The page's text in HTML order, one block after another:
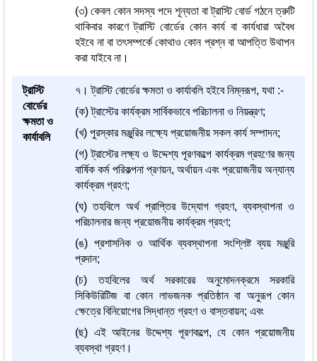
(৩) কেবল কোন সদস্য পদে শূন্যতা বা ট্রাস্টি বোর্ড গঠনে ত্রুটি
থাকিবার কারণে ট্রাস্টি বোর্ডের কোন কার্য বা কার্যধারা অবৈধ
হইবে না বা তৎসম্পর্কে কোথাও কোন প্রশ্ন বা আপত্তি উথাপন
করা যাইবে না।
ট্রাস্টি
বোর্ডের
ক্ষমতা ও
কার্যাবলি
৭। ট্রাস্টি বোর্ডের ক্ষমতা ও কার্যাবলি হইবে নিম্নরূপ, যথা :-
(ক) ট্রাস্টের কার্যক্রম সার্বিকভাবে পরিচালনা ও নিয়ন্ত্রণ;
(খ) পুরস্কার মঞ্জুরির লক্ষ্যে প্রয়োজনীয় সকল কার্য সম্পাদন;
(গ) ট্রাস্টের লক্ষ্য ও উদ্দেশ্য পূরণকল্পে কার্যক্রম গ্রহণের জন্য
বার্ষিক কর্ম পরিকল্পনা প্রণয়ন, অর্থায়ন এবং প্রয়োজনীয় অন্যান্য
কার্যক্রম গ্রহণ;
(ঘ) তহবিলে অর্থ প্রাপ্তির উদ্যোগ গ্রহণ, ব্যবস্থাপনা ও
পরিচালনার জন্য প্রয়োজনীয় কার্যক্রম গ্রহণ;
(ঙ) প্রশাসনিক ও আর্থিক ব্যবস্থাপনা সংশ্লিষ্ট ব্যয় মঞ্জুরি
প্রদান;
(চ) তহবিলের অর্থ সরকারের অনুমোদনক্রমে সরকারি
সিকিউরিটিজ বা কোন লাভজনক প্রতিষ্ঠান বা অনুরূপ কোন
ক্ষেত্রে বিনিয়োগের সিদ্ধান্ত গ্রহণ ও বাস্তবায়ন; এবং
(ছ) এই আইনের উদ্দেশ্য পূরণকল্পে, যে কোন প্রয়োজনীয়
ব্যবস্থা গ্রহণ।